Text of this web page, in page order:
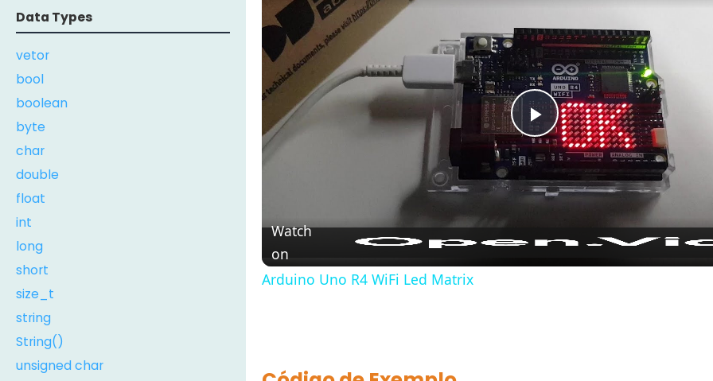
Data Types
vetor
bool
boolean
byte
char
double
float
int
long
short
size_t
string
String()
unsigned char
Play
Video
Watch
on
Arduino Uno R4 WiFi Led Matrix